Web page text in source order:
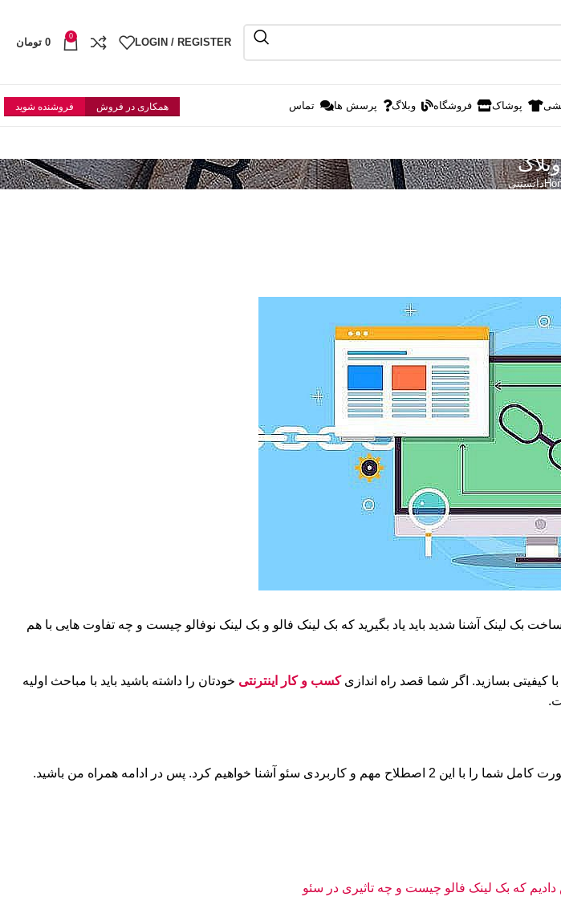
LOGIN / REGISTER
0
0 تومان
پوشاک فروشگاه وبلاگ پرسش ها تماس همکاری در فروش فروشنده شوید
وبلاگ
دانستنی
بک لینک آشنا شدید باید یاد بگیرید که بک لینک فالو و بک لینک نوفالو چیست و چه تفاوت هایی با هم
کیفیتی بسازید. اگر شما قصد راه اندازیکسب و کار اینترنتی خودتان را داشته باشید باید با مباحث اولیه
کرد. پس در ادامه همراه من باشید.